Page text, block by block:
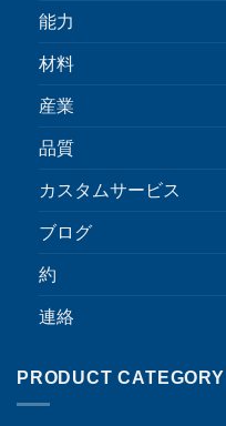
能力
材料
産業
品質
カスタムサービス
ブログ
約
連絡
PRODUCT CATEGORY